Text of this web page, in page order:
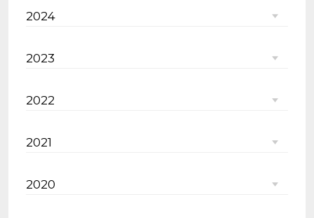
2024
2023
2022
2021
2020